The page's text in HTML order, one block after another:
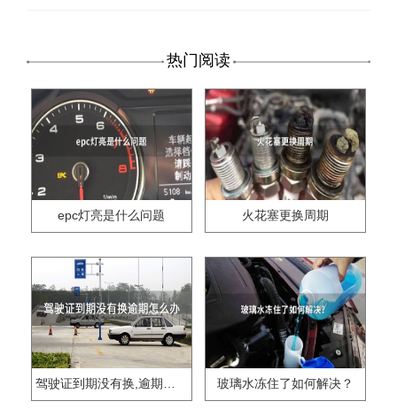
热门阅读
epc灯亮是什么问题 火花塞更换周期
玻璃水冻住了如何解决？